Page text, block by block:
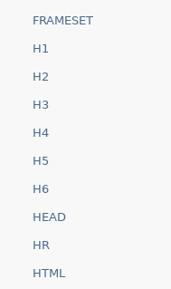
FRAMESET
H1
H2
H3
H4
H5
H6
HEAD
HR
HTML